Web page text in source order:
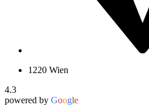
1220 Wien
4.3
powered by Google